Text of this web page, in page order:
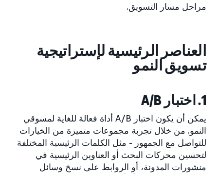
مراحل مسار التسويق.
العناصر الرئيسية لإستراتيجية
تسويق النمو
1. اختبار A/B
يمكن أن يكون اختبار A/B أداة فعالة للغاية لمسوقي
النمو. من خلال تجربة مجموعات متميزة من الخيارات
للتواصل مع الجمهور - مثل الكلمات الرئيسية المختلفة
لتحسين محركات البحث أو العناوين الرئيسية في
منشورات المدونة، أو الروابط على نسخ وسائل